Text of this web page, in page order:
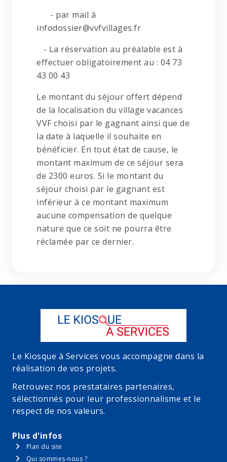
- par mail à
infodossier@vvfvillages.fr
- La réservation au préalable est à
effectuer obligatoirement au : 04 73
43 00 43
Le montant du séjour offert dépend
de la localisation du village vacances
VVF choisi par le gagnant ainsi que de
la date à laquelle il souhaite en
bénéficier. En tout état de cause, le
montant maximum de ce séjour sera
de 2300 euros. Si le montant du
séjour choisi par le gagnant est
inférieur à ce montant maximum
aucune compensation de quelque
nature que ce soit ne pourra être
réclamée par ce dernier.
Le Kiosque à Services vous accompagne dans la
réalisation de vos projets.
Retrouvez nos prestataires partenaires,
sélectionnés pour leur professionnalisme et le
respect de nos valeurs.
Plus d'infos
Plan du site
Qui sommes-nous ?